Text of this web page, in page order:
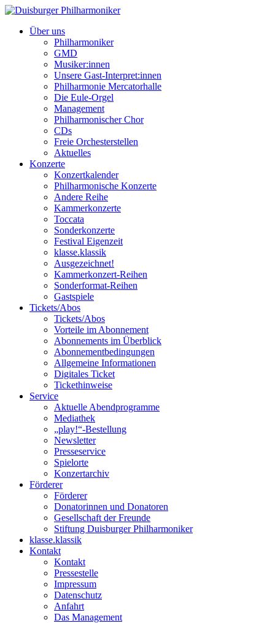
Über uns
Philharmoniker
GMD
Musiker:innen
Unsere Gast-Interpret:innen
Philharmonie Mercatorhalle
Die Eule-Orgel
Management
Philharmonischer Chor
CDs
Freie Orchesterstellen
Aktuelles
Konzerte
Konzertkalender
Philharmonische Konzerte
Andere Reihe
Kammerkonzerte
Toccata
Sonderkonzerte
Festival Eigenzeit
klasse.klassik
Ausgezeichnet!
Kammerkonzert-Reihen
Sonderformat-Reihen
Gastspiele
Tickets/Abos
Tickets/Abos
Vorteile im Abonnement
Abonnements im Überblick
Abonnement­bedingungen
Allgemeine Informationen
Digitales Ticket
Ticket­hinweise
Service
Aktuelle Abendprogramme
Mediathek
„play!“-Bestellung
Newsletter
Presseservice
Spielorte
Konzertarchiv
Förderer
Förderer
Donatorinnen und Donatoren
Gesellschaft der Freunde
Stiftung Duisburger Philharmoniker
klasse.klassik
Kontakt
Kontakt
Pressestelle
Impressum
Datenschutz
Anfahrt
Das Management